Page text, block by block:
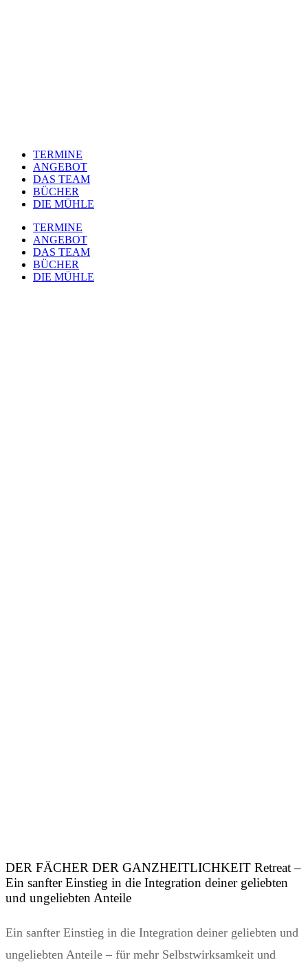
TERMINE
ANGEBOT
DAS TEAM
BÜCHER
DIE MÜHLE
TERMINE
ANGEBOT
DAS TEAM
BÜCHER
DIE MÜHLE
DER FÄCHER DER GANZHEITLICHKEIT Retreat –
Ein sanfter Einstieg in die Integration deiner geliebten
und ungeliebten Anteile
Ein sanfter Einstieg in die Integration deiner geliebten und
ungeliebten Anteile – für mehr Selbstwirksamkeit und